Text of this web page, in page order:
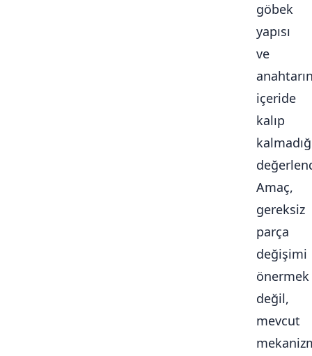
göbek
yapısı
ve
içeride
kalıp
Amaç,
gereksiz
parça
değişimi
önermek
değil,
mevcut